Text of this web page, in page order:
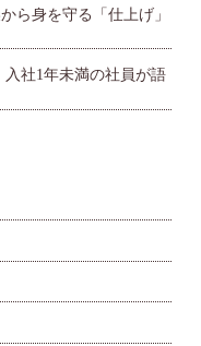
ら身を守る「仕上げ」
社1年未満の社員が語